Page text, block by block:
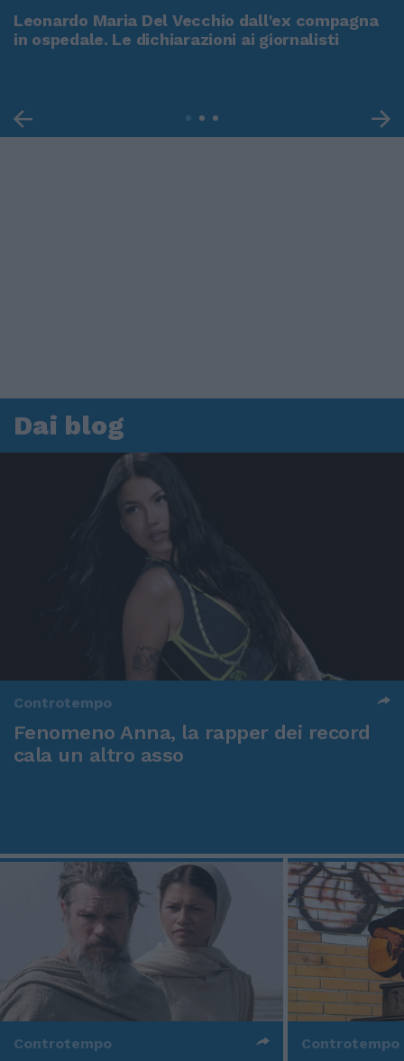
Leonardo Maria Del Vecchio dall'ex compagna
in ospedale. Le dichiarazioni ai giornalisti
Dai blog
Controtempo
Fenomeno Anna, la rapper dei record
cala un altro asso
Controtempo Controtempo